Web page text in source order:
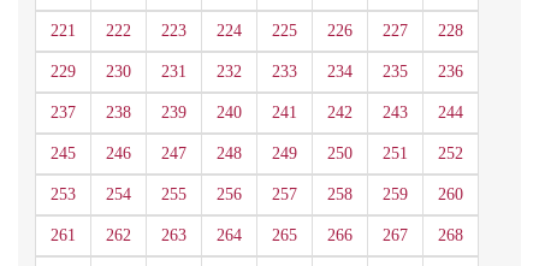
221 222 223 224 225 226 227 228
229 230 231 232 233 234 235 236
237 238 239 240 241 242 243 244
245 246 247 248 249 250 251 252
253 254 255 256 257 258 259 260
261 262 263 264 265 266 267 268